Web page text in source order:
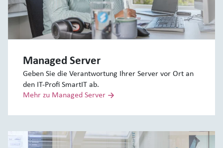
Managed Server
Geben Sie die Verantwortung Ihrer Server vor Ort an
den IT-Profi SmartIT ab.
Mehr zu Managed Server